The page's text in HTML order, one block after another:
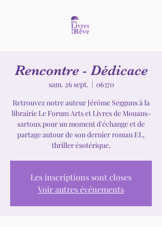
Rencontre - Dédicace
sam. 26 sept.
  |
06370
Retrouvez notre auteur Jérôme Segguns à la
librairie Le Forum Arts et Livres de Mouans-
sartoux pour un moment d'échange et de
partage autour de son dernier roman EL,
thriller ésotérique.
Les inscriptions sont closes
Voir autres événements